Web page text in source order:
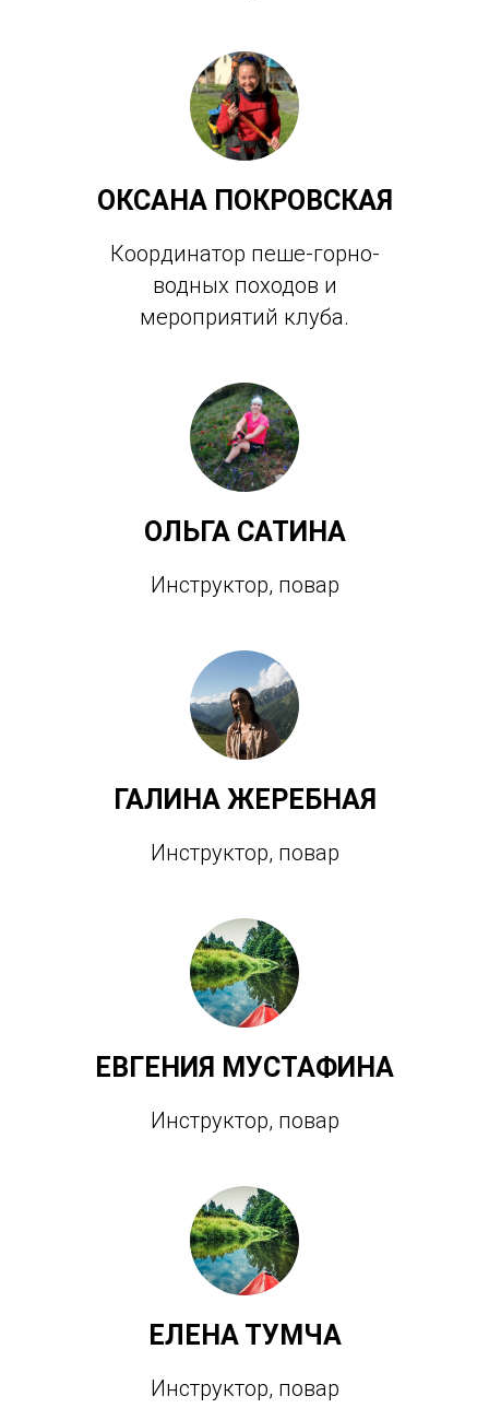
ОКСАНА ПОКРОВСКАЯ
Координатор пеше-горно-
водных походов и
мероприятий клуба.
ОЛЬГА САТИНА
Инструктор, повар
ГАЛИНА ЖЕРЕБНАЯ
Инструктор, повар
ЕВГЕНИЯ МУСТАФИНА
Инструктор, повар
ЕЛЕНА ТУМЧА
Инструктор, повар